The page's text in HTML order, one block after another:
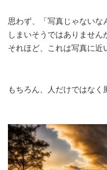
思わず、「写真じゃないな
しまいそうではありません
それほど、これは写真に近
もちろん、人だけではなく